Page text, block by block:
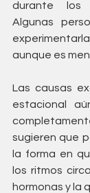
durante los
Algunas
aunque es
Las causas
estacional
sugieren que
la forma en
los ritmos
hormonas y la